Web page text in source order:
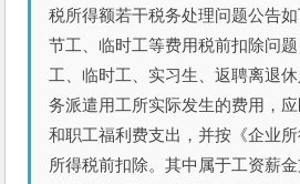
税所得额若干税务处理问题公
节工、临时工等费用税前扣除
工、临时工、实习生、返聘离退
务派遣用工所实际发生的费用，
和职工福利费支出，并按《企业
所得税前扣除。其中属于工资薪